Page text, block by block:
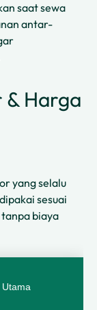
saat sewa
antar-
& Harga
yang selalu
sesuai
biaya